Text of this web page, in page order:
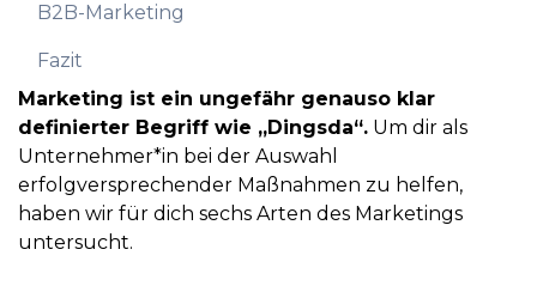
B2B-Marketing
Fazit
Marketing ist ein ungefähr genauso klar
definierter Begriff wie „Dingsda“. Um dir als
Unternehmer*in bei der Auswahl
erfolgversprechender Maßnahmen zu helfen,
haben wir für dich sechs Arten des Marketings
untersucht.